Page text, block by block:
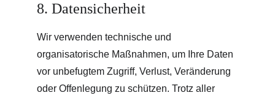
8. Datensicherheit
Wir verwenden technische und
organisatorische Maßnahmen, um Ihre Daten
vor unbefugtem Zugriff, Verlust, Veränderung
oder Offenlegung zu schützen. Trotz aller